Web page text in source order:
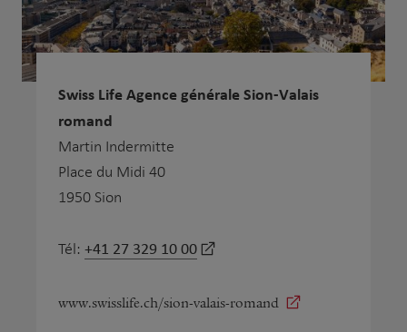
Swiss Life Agence générale Sion-Valais
romand
Martin Indermitte
Place du Midi 40
1950 Sion
Tél: +41 27 329 10 00
www.swisslife.ch/sion-valais-romand